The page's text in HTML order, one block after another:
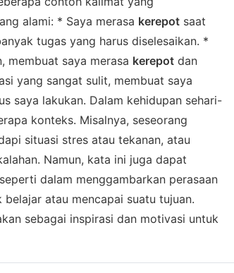
alami: * Saya merasa kerepot saat
tugas yang harus diselesaikan. *
membuat saya merasa kerepot dan
yang sangat sulit, membuat saya
saya lakukan. Dalam kehidupan sehari-
konteks. Misalnya, seseorang
situasi stres atau tekanan, atau
Namun, kata ini juga dapat
dalam menggambarkan perasaan
atau mencapai suatu tujuan.
sebagai inspirasi dan motivasi untuk